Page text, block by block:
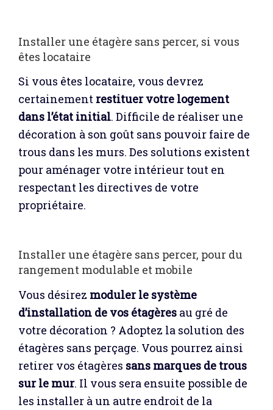
Installer une étagère sans percer, si vous
êtes locataire
Si vous êtes locataire, vous devrez
certainement restituer votre logement
dans l’état initial. Difficile de réaliser une
décoration à son goût sans pouvoir faire de
trous dans les murs. Des solutions existent
pour aménager votre intérieur tout en
respectant les directives de votre
propriétaire.
Installer une étagère sans percer, pour du
rangement modulable et mobile
Vous désirez moduler le système
d’installation de vos étagères au gré de
votre décoration ? Adoptez la solution des
étagères sans perçage. Vous pourrez ainsi
retirer vos étagères sans marques de trous
sur le mur. Il vous sera ensuite possible de
les installer à un autre endroit de la